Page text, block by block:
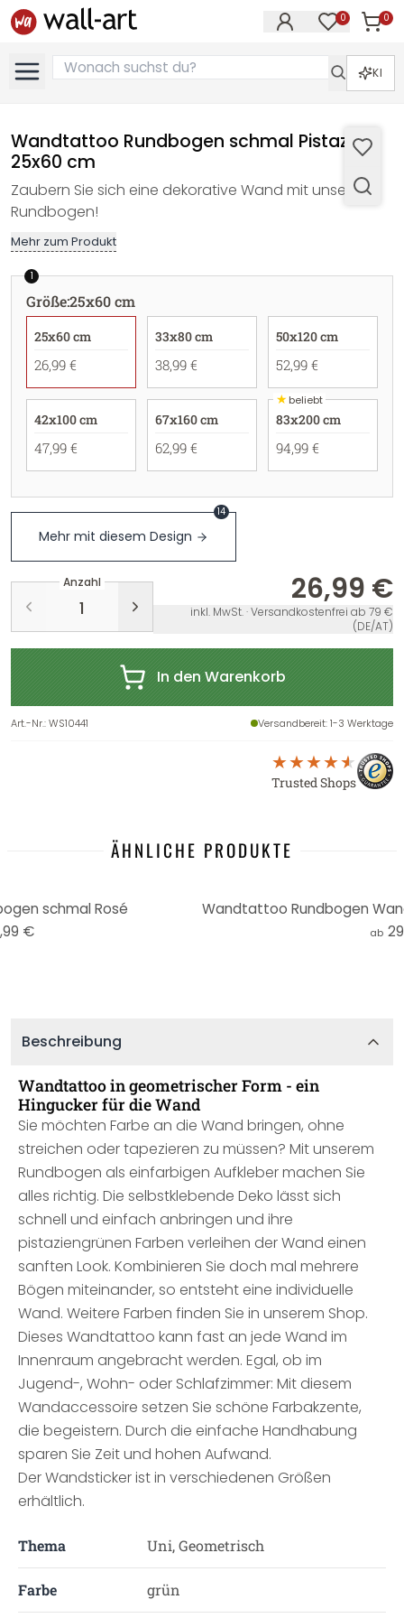
0 0
KI
Wandtattoo Rundbogen schmal Pistazie -
25x60 cm
Zaubern Sie sich eine dekorative Wand mit unserem
Rundbogen!
Mehr zum Produkt
1
Größe:25x60 cm
25x60 cm
26,99 €
33x80 cm
38,99 €
50x120 cm
52,99 €
42x100 cm
47,99 €
67x160 cm
62,99 €
★beliebt
83x200 cm
94,99 €
Mehr mit diesem Design
14
Anzahl 26,99 €
inkl. MwSt. · Versandkostenfrei ab 79 €
(DE/AT)
In den Warenkorb
Art.-Nr.:WS10441 Versandbereit: 1-3 Werktage
Trusted Shops
ÄHNLICHE PRODUKTE
schmal Rosé
€
ab
Beschreibung
Wandtattoo in geometrischer Form - ein
Hingucker für die Wand
Sie möchten Farbe an die Wand bringen, ohne
streichen oder tapezieren zu müssen? Mit unserem
Rundbogen als einfarbigen Aufkleber machen Sie
alles richtig. Die selbstklebende Deko lässt sich
schnell und einfach anbringen und ihre
pistaziengrünen Farben verleihen der Wand einen
sanften Look. Kombinieren Sie doch mal mehrere
Bögen miteinander, so entsteht eine individuelle
Wand. Weitere Farben finden Sie in unserem Shop.
Dieses Wandtattoo kann fast an jede Wand im
Innenraum angebracht werden. Egal, ob im
Jugend-, Wohn- oder Schlafzimmer: Mit diesem
Wandaccessoire setzen Sie schöne Farbakzente,
die begeistern. Durch die einfache Handhabung
sparen Sie Zeit und hohen Aufwand.
Der Wandsticker ist in verschiedenen Größen
erhältlich.
Thema Uni, Geometrisch
Farbe grün